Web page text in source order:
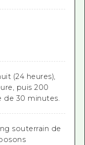
(24 heures),
puis 200
de 30 minutes.
souterrain de